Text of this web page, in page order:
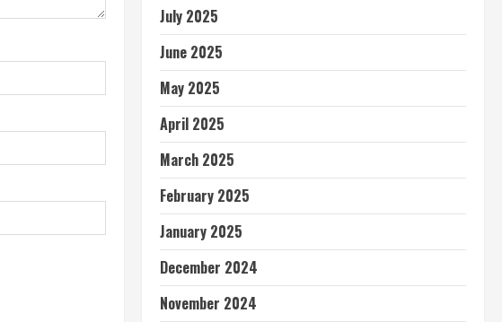
July 2025
June 2025
May 2025
April 2025
March 2025
February 2025
January 2025
December 2024
November 2024